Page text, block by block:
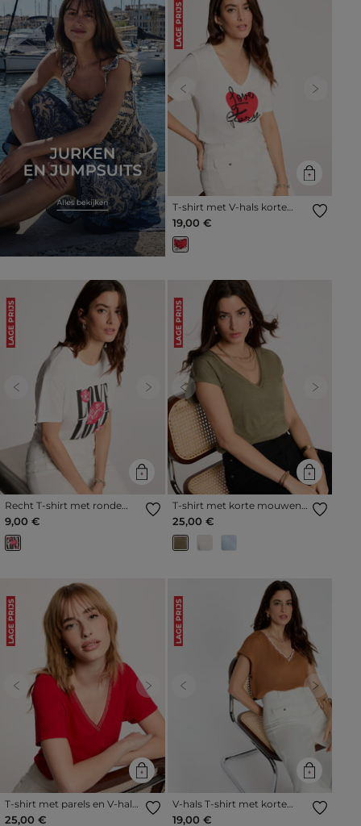
LAGE PRIJS
Previous Next
T-shirt met V-hals korte
mouwen helder wit vrouw
19,00 €
LAGE PRIJS
Previous Next
Recht T-shirt met ronde
hals helder wit vrouw
9,00 €
LAGE PRIJS
Previous Next
T-shirt met korte mouwen
brons vrouw
25,00 €
LAGE PRIJS
Previous Next
T-shirt met parels en V-hals
rood vrouw
25,00 €
LAGE PRIJS
Previous Next
V-hals T-shirt met korte
mouwen camel vrouw
19,00 €